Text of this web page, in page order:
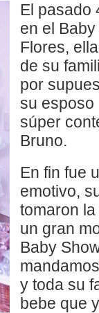
El pasado
en el
Flores,
de su
por
su esposo
súper
Bruno.
En fin fue
emotivo,
tomaron
un gran
Baby
y toda su
bebe que